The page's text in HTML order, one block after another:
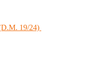
19/24)